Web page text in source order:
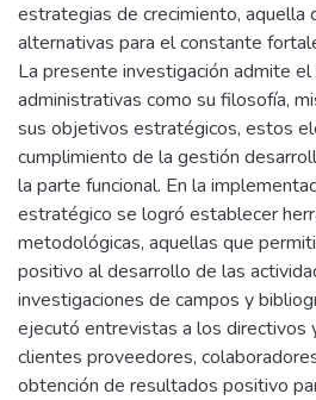
estrategias de crecimiento, aquella
alternativas para el constante
La presente investigación admite
administrativas como su filosofía,
sus objetivos estratégicos, estos
cumplimiento de la gestión
la parte funcional. En la
estratégico se logró establecer
metodológicas, aquellas que
positivo al desarrollo de las
investigaciones de campos y
ejecutó entrevistas a los directivos
clientes proveedores,
obtención de resultados positivo